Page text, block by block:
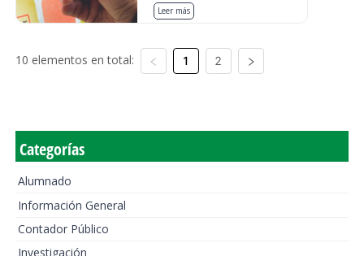
Leer más
10 elementos en total: 1 2
Categorías
Alumnado
Información General
Contador Público
Investigación